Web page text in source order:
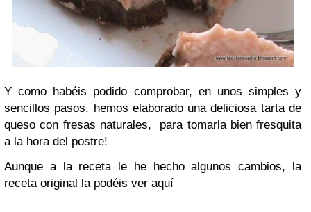
Y como habéis podido comprobar, en unos simples y
sencillos pasos, hemos elaborado una deliciosa tarta de
queso con fresas naturales, para tomarla bien fresquita
a la hora del postre!
Aunque a la receta le he hecho algunos cambios, la
receta original la podéis ver aquí